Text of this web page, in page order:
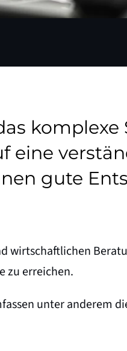
komplexe
eine
gute
wirtschaftlichen
zu erreichen.
unter anderem